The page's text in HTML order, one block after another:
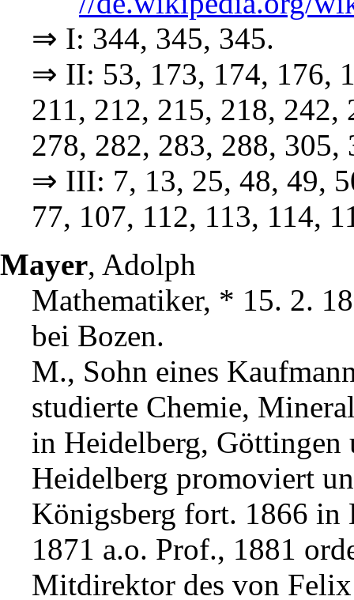
⇒ I: 344, 345, 345.
⇒ II: 53, 173, 174, 176,
211, 212, 215, 218, 242,
278, 282, 283, 288, 305,
⇒ III: 7, 13, 25, 48, 49,
77, 107, 112, 113, 114,
Mayer, Adolph
Mathematiker, * 15. 2.
bei Bozen.
M., Sohn eines
studierte Chemie,
in Heidelberg,
Heidelberg promoviert
Königsberg fort. 1866
1871 a.o. Prof., 1881
Mitdirektor des von